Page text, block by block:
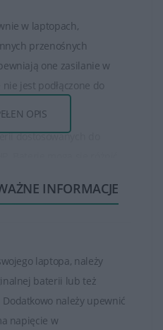
w laptopach,
przenośnych
one zasilanie w
jest podłączone do
dostosowanych do
ma określony czas pracy
z urządzenia bez
OPIS
INFORMACJE
laptopa, należy
baterii lub też
należy upewnić
napięcie w